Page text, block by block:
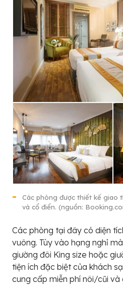
Các phòng được thiết kế giao
và cổ điển. (nguồn:
Các phòng tại đây có diện
vuông. Tùy vào hạng nghỉ
giường đôi King size hoặc
tiện ích đặc biệt của khách
cung cấp miễn phí nôi/cũi và